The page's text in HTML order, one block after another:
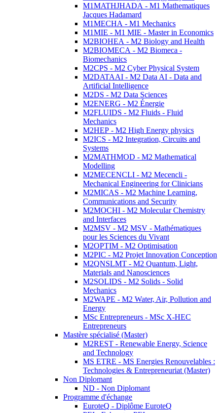
M1MATHJHADA - M1 Mathematiques
Jacques Hadamard
M1MECHA - M1 Mechanics
M1MIE - M1 MIE - Master in Economics
M2BIOHEA - M2 Biology and Health
M2BIOMECA - M2 Biomeca -
Biomechanics
M2CPS - M2 Cyber Physical System
M2DATAAI - M2 Data AI - Data and
Artificial Intelligence
M2DS - M2 Data Sciences
M2ENERG - M2 Énergie
M2FLUIDS - M2 Fluids - Fluid
Mechanics
M2HEP - M2 High Energy physics
M2ICS - M2 Integration, Circuits and
Systems
M2MATHMOD - M2 Mathematical
Modelling
M2MECENCLI - M2 Mecencli -
Mechanical Engineering for Clinicians
M2MICAS - M2 Machine Learning,
Communications and Security
M2MOCHI - M2 Molecular Chemistry
and Interfaces
M2MSV - M2 MSV - Mathématiques
pour les Sciences du Vivant
M2OPTIM - M2 Optimisation
M2PIC - M2 Projet Innovation Conception
M2QNSLMT - M2 Quantum, Light,
Materials and Nanosciences
M2SOLIDS - M2 Solids - Solid
Mechanics
M2WAPE - M2 Water, Air, Pollution and
Energy
MSc Entrepreneurs - MSc X-HEC
Entrepreneurs
Mastère spécialisé (Master)
M2REST - Renewable Energy, Science
and Technology
MS ETRE - MS Energies Renouvelables :
Technologies & Entrepreneuriat (Master)
Non Diplomant
ND - Non Diplomant
Programme d'échange
EuroteQ - Diplôme EuroteQ